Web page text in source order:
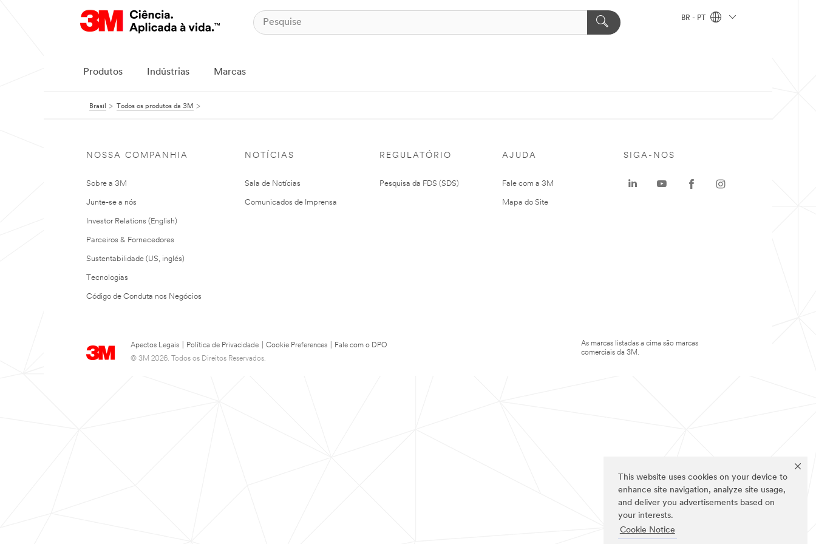
This website uses cookies on your device to
enhance site navigation, analyze site usage,
and deliver you advertisements based on
your interests.
Cookie Notice
BR - PT
Produtos Indústrias Marcas
Brasil Todos os produtos da 3M
NOSSA COMPANHIA
Sobre a 3M
Junte-se a nós
Investor Relations (English)
Parceiros & Fornecedores
Sustentabilidade (US, inglés)
Tecnologias
Código de Conduta nos Negócios
NOTÍCIAS
Sala de Notícias
Comunicados de Imprensa
REGULATÓRIO
Pesquisa da FDS (SDS)
AJUDA
Fale com a 3M
Mapa do Site
Apectos Legais Política de Privacidade Cookie Preferences
Fale com o DPO
© 3M 2026. Todos os Direitos Reservados.
SIGA-NOS
As marcas listadas a cima são marcas
comerciais da 3M.